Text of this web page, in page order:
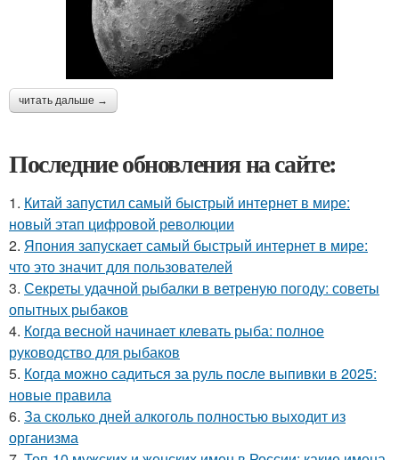
читать дальше →
Последние обновления на сайте:
1. Китай запустил самый быстрый интернет в мире:
новый этап цифровой революции
2. Япония запускает самый быстрый интернет в мире:
что это значит для пользователей
3. Секреты удачной рыбалки в ветреную погоду: советы
опытных рыбаков
4. Когда весной начинает клевать рыба: полное
руководство для рыбаков
5. Когда можно садиться за руль после выпивки в 2025:
новые правила
6. За сколько дней алкоголь полностью выходит из
организма